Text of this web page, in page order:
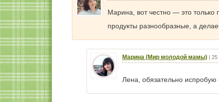
Марина, вот честно — это только
продукты разнообразные, а
Марина (Мир молодой мамы) | 25
Лена, обязательно